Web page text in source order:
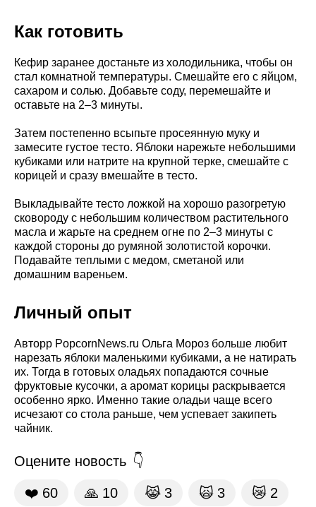
Как готовить
Кефир заранее достаньте из холодильника, чтобы он
стал комнатной температуры. Смешайте его с яйцом,
сахаром и солью. Добавьте соду, перемешайте и
оставьте на 2–3 минуты.
Затем постепенно всыпьте просеянную муку и
замесите густое тесто. Яблоки нарежьте небольшими
кубиками или натрите на крупной терке, смешайте с
корицей и сразу вмешайте в тесто.
Выкладывайте тесто ложкой на хорошо разогретую
сковороду с небольшим количеством растительного
масла и жарьте на среднем огне по 2–3 минуты с
каждой стороны до румяной золотистой корочки.
Подавайте теплыми с медом, сметаной или
домашним вареньем.
Личный опыт
Авторр PopcornNews.ru Ольга Мороз больше любит
нарезать яблоки маленькими кубиками, а не натирать
их. Тогда в готовых оладьях попадаются сочные
фруктовые кусочки, а аромат корицы раскрывается
особенно ярко. Именно такие оладьи чаще всего
исчезают со стола раньше, чем успевает закипеть
чайник.
Оцените новость
❤️ 60 🙏 10 😹 3 🙀 3 😿 2